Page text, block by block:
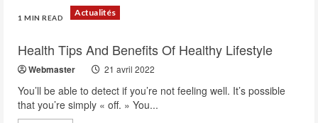
Tips
And
Healthy
Lifestyle
1 MIN READ Actualités
Health Tips And Benefits Of Healthy Lifestyle
Webmaster 21 avril 2022
You’ll be able to detect if you’re not feeling well. It’s possible
that you’re simply « off. » You...